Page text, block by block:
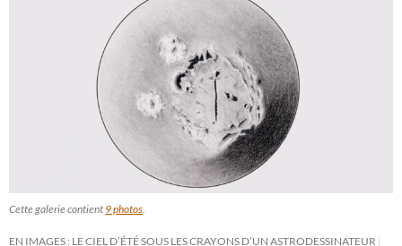
Cette galerie contient 9 photos
EN IMAGES : LE CIEL D’ÉTÉ SOUS LES CRAYONS D’UN ASTRODESSINATEUR